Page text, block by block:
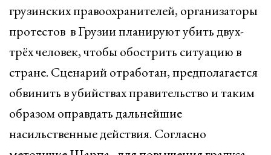
грузинских правоохранителей, организаторы
протестов в Грузии планируют убить двух-
трёх человек, чтобы обострить ситуацию в
стране. Сценарий отработан, предполагается
обвинить в убийствах правительство и таким
образом оправдать дальнейшие
насильственные действия. Согласно